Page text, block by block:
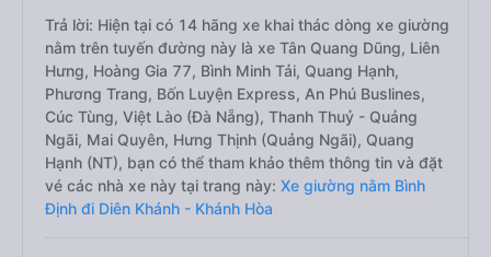
Trả lời: Hiện tại có 14 hãng xe khai thác dòng xe giường
nằm trên tuyến đường này là xe Tân Quang Dũng, Liên
Hưng, Hoàng Gia 77, Bình Minh Tải, Quang Hạnh,
Phương Trang, Bốn Luyện Express, An Phú Buslines,
Cúc Tùng, Việt Lào (Đà Nẵng), Thanh Thuỷ - Quảng
Ngãi, Mai Quyên, Hưng Thịnh (Quảng Ngãi), Quang
Hạnh (NT), bạn có thể tham khảo thêm thông tin và đặt
vé các nhà xe này tại trang này: Xe giường nằm Bình
Định đi Diên Khánh - Khánh Hòa